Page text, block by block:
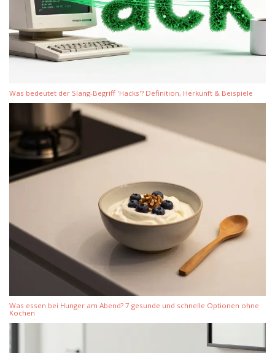
Was bedeutet der Slang-Begriff 'Hacks'? Definition, Herkunft & Beispiele
Was essen bei Hunger am Abend? 7 gesunde und schnelle Optionen ohne
Kochen